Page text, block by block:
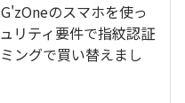
のスマホを使っ
リティ要件で指紋認証
ングで買い替えまし